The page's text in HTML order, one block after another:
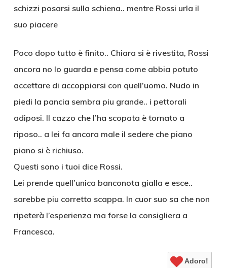
schizzi posarsi sulla schiena.. mentre Rossi urla il
suo piacere
Poco dopo tutto è finito.. Chiara si è rivestita, Rossi
ancora no lo guarda e pensa come abbia potuto
accettare di accoppiarsi con quell’uomo. Nudo in
piedi la pancia sembra piu grande.. i pettorali
adiposi. Il cazzo che l’ha scopata è tornato a
riposo.. a lei fa ancora male il sedere che piano
piano si è richiuso.
Questi sono i tuoi dice Rossi.
Lei prende quell’unica banconota gialla e esce..
sarebbe piu corretto scappa. In cuor suo sa che non
ripeterà l’esperienza ma forse la consigliera a
Francesca.
Adoro!